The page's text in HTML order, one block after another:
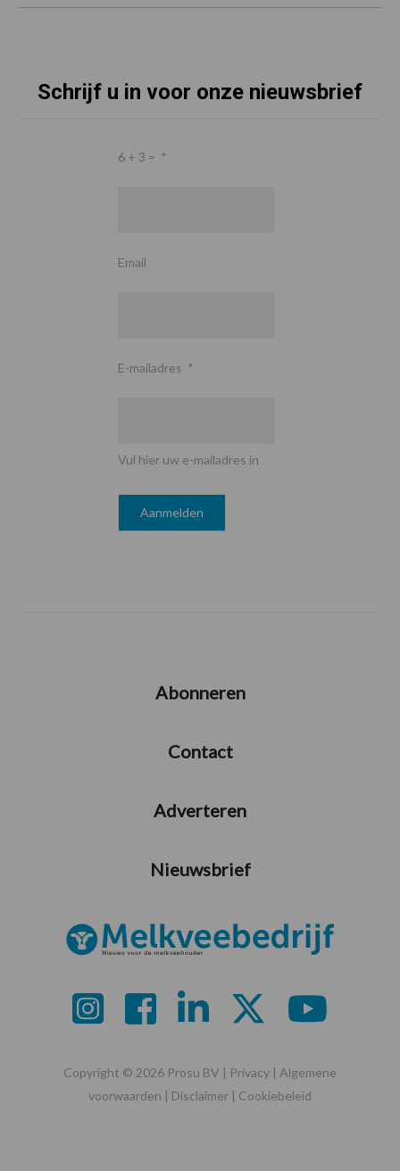
Schrijf u in voor onze nieuwsbrief
6 + 3 = *
Email
E-mailadres *
Vul hier uw e-mailadres in
Abonneren
Contact
Adverteren
Nieuwsbrief
Copyright © 2026 Prosu BV | Privacy | Algemene
voorwaarden | Disclaimer | Cookiebeleid